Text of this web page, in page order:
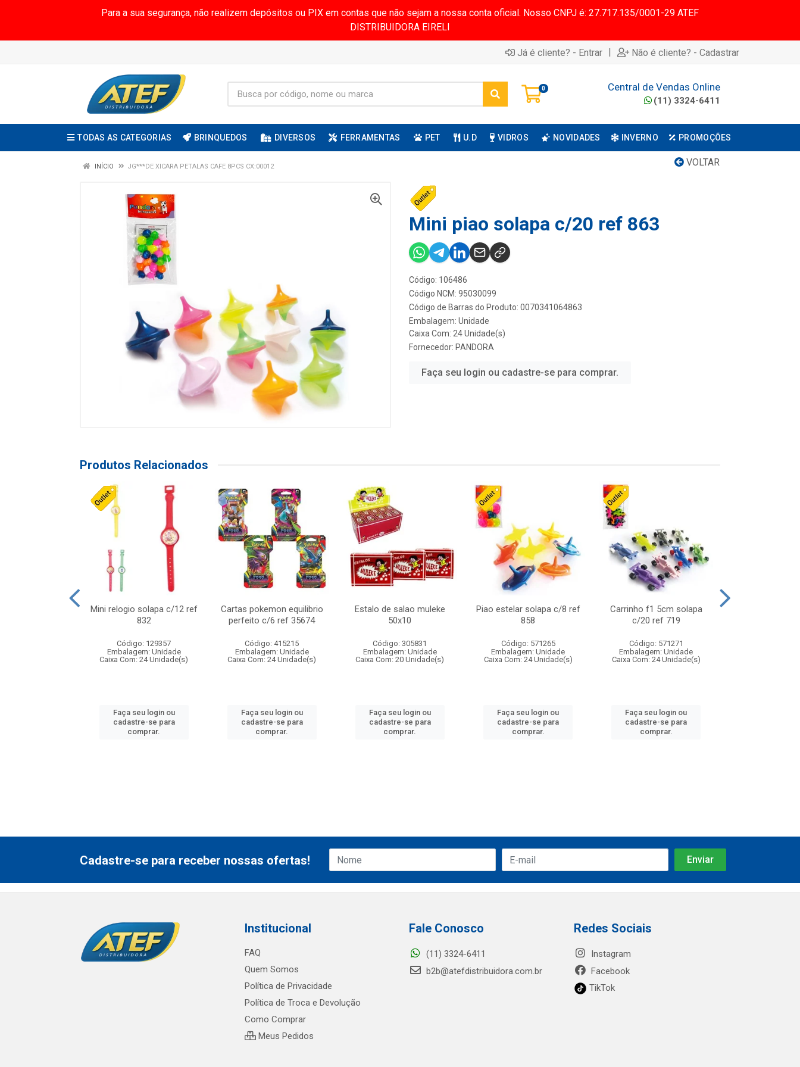
Para a sua segurança, não realizem depósitos ou PIX em contas que não sejam a nossa conta oficial. Nosso CNPJ é: 27.717.135/0001-29 ATEF
DISTRIBUIDORA EIRELI
Já é cliente? - Entrar | Não é cliente? - Cadastrar
0 Central de Vendas Online
(11) 3324-6411
TODAS AS CATEGORIAS BRINQUEDOS DIVERSOS FERRAMENTAS PET U.D VIDROS NOVIDADES INVERNO PROMOÇÕES
VOLTAR
INÍCIO JG***DE XICARA PETALAS CAFE 8PCS CX:00012
Mini piao solapa c/20 ref 863
Código: 106486
Código NCM: 95030099
Código de Barras do Produto: 0070341064863
Embalagem: Unidade
Caixa Com: 24 Unidade(s)
Fornecedor: PANDORA
Faça seu login ou cadastre-se para comprar.
Produtos Relacionados
Mini relogio solapa c/12 ref
832
Código: 129357
Embalagem: Unidade
Caixa Com: 24 Unidade(s)
Faça seu login ou
cadastre-se para
comprar.
Cartas pokemon equilibrio
perfeito c/6 ref 35674
Código: 415215
Embalagem: Unidade
Caixa Com: 24 Unidade(s)
Faça seu login ou
cadastre-se para
comprar.
Estalo de salao muleke
50x10
Código: 305831
Embalagem: Unidade
Caixa Com: 20 Unidade(s)
Faça seu login ou
cadastre-se para
comprar.
Piao estelar solapa c/8 ref
858
Código: 571265
Embalagem: Unidade
Caixa Com: 24 Unidade(s)
Faça seu login ou
cadastre-se para
comprar.
Carrinho f1 5cm solapa
c/20 ref 719
Código: 571271
Embalagem: Unidade
Caixa Com: 24 Unidade(s)
Faça seu login ou
cadastre-se para
comprar.
Cadastre-se para receber nossas ofertas!
Institucional
FAQ
Quem Somos
Política de Privacidade
Política de Troca e Devolução
Como Comprar
Meus Pedidos
Fale Conosco
(11) 3324-6411
b2b@atefdistribuidora.com.br
Redes Sociais
Instagram
Facebook
TikTok